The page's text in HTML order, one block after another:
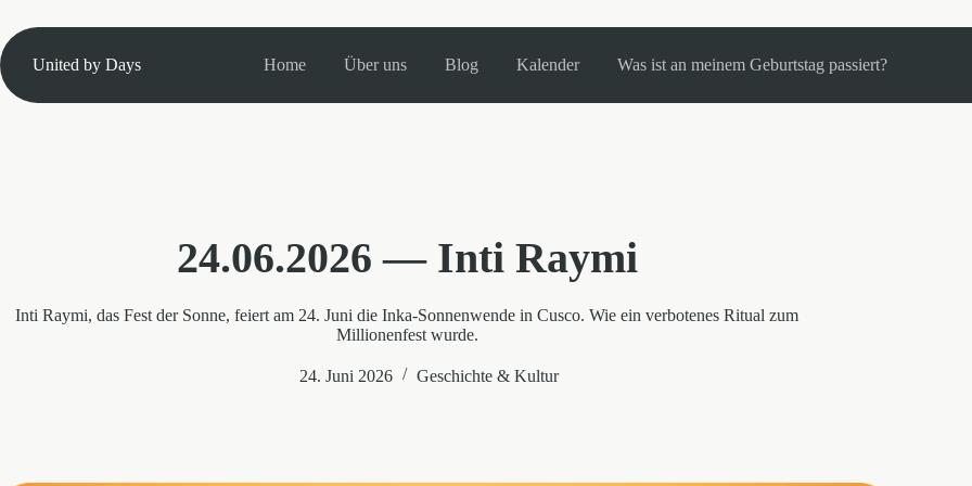
Inhalt
springen
United by Days
Home Über uns Blog Kalender Was ist an meinem Geburtstag passiert?
24.06.2026 — Inti Raymi
Inti Raymi, das Fest der Sonne, feiert am 24. Juni die Inka-Sonnenwende in Cusco. Wie ein verbotenes Ritual zum
Millionenfest wurde.
24. Juni 2026 Geschichte & Kultur